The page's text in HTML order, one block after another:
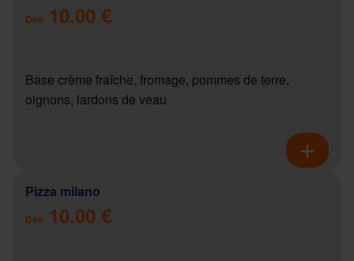
Dès 10.00 €
Base crème fraîche, fromage, pommes de terre,
oignons, lardons de veau
Pizza milano
Dès 10.00 €